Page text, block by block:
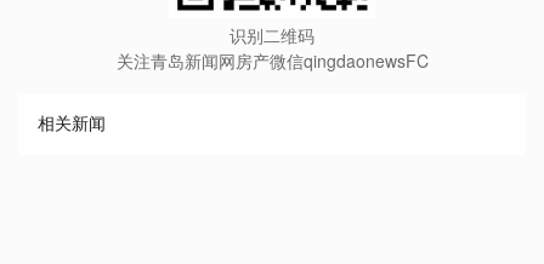
识别二维码
关注青岛新闻网房产微信qingdaonewsFC
相关新闻